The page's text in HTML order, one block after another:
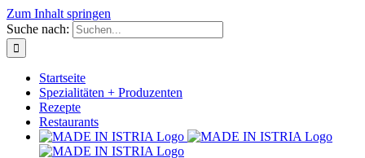
Zum Inhalt springen
Suche nach:
Startseite
Spezialitäten + Produzenten
Rezepte
Restaurants